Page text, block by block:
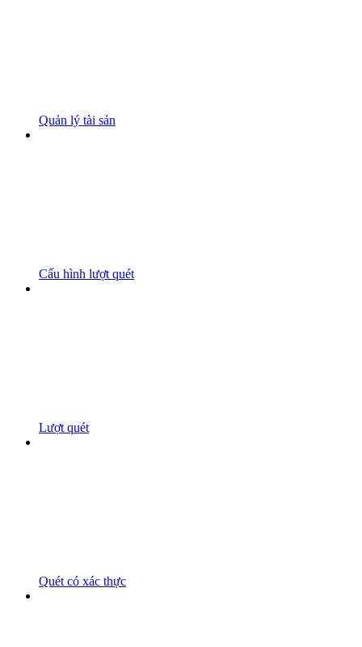
Quản lý tài sản
Cấu hình lượt quét
Lượt quét
Quét có xác thực